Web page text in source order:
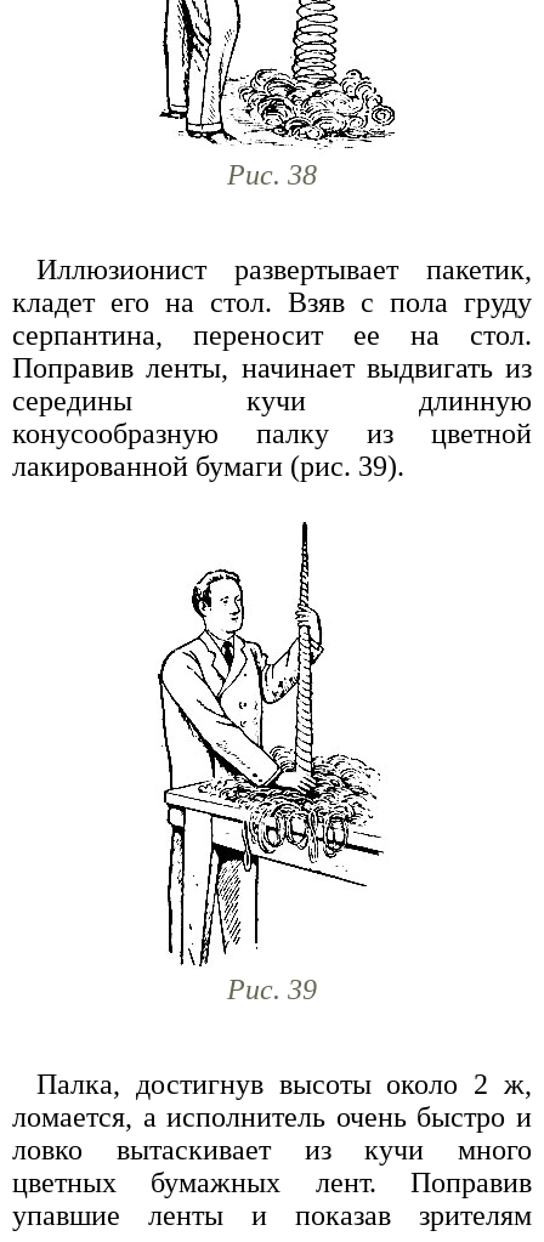
Рис. 38
Иллюзионист развертывает пакетик,
кладет его на стол. Взяв с пола груду
серпантина, переносит ее на стол.
Поправив ленты, начинает выдвигать из
середины кучи длинную
конусообразную палку из цветной
лакированной бумаги (рис. 39).
Рис. 39
Палка, достигнув высоты около 2 ж,
ломается, а исполнитель очень быстро и
ловко вытаскивает из кучи много
цветных бумажных лент. Поправив
упавшие ленты и показав зрителям